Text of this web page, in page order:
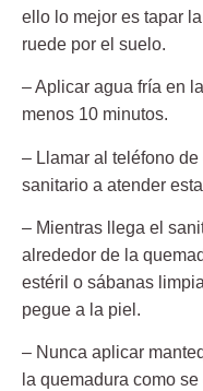
ello lo mejor es tapar
ruede por el suelo.
– Aplicar agua fría en
menos 10 minutos.
– Llamar al teléfono
sanitario a atender
– Mientras llega el
alrededor de la
estéril o sábanas
pegue a la piel.
– Nunca aplicar
la quemadura como